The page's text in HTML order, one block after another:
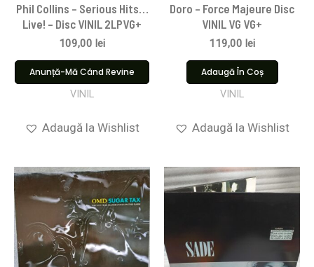
Phil Collins – Serious Hits…
Live! – Disc VINIL 2LPVG+
109,00 lei
Anunță-Mă Când Revine
VINIL
Adaugă la Wishlist
Doro – Force Majeure Disc
VINIL VG VG+
119,00 lei
Adaugă În Coș
VINIL
Adaugă la Wishlist